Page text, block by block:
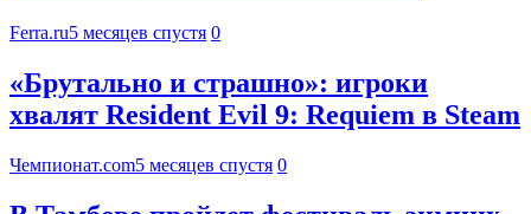
Ferra.ru5 месяцев спустя 0
«Брутально и страшно»: игроки
хвалят Resident Evil 9: Requiem в Steam
Чемпионат.com5 месяцев спустя 0